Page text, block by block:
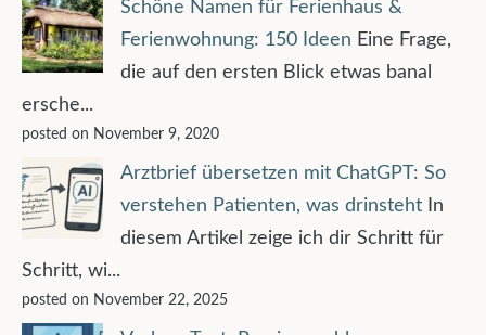
Schöne Namen für Ferienhaus &
Ferienwohnung: 150 Ideen Eine Frage,
die auf den ersten Blick etwas banal
ersche...
posted on November 9, 2020
Arztbrief übersetzen mit ChatGPT: So
verstehen Patienten, was drinsteht
In
diesem Artikel zeige ich dir Schritt für
Schritt, wi...
posted on November 22, 2025